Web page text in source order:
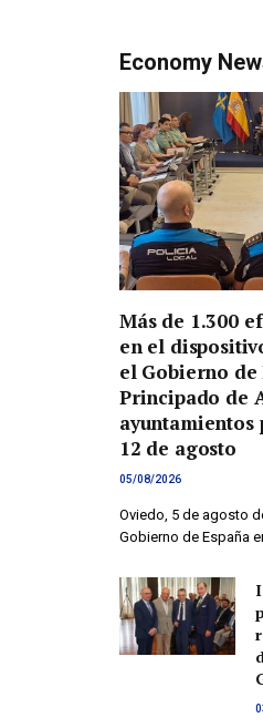
Economy
Más de 1.300
en el
el Gobierno de
Principado de
ayuntamientos
12 de agosto
05/08/2026
Oviedo, 5 de agosto
Gobierno de España